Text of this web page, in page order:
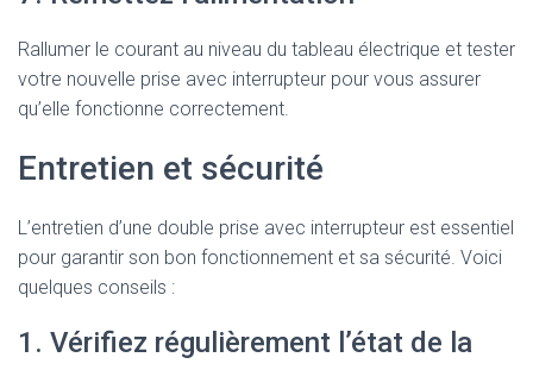
Rallumer le courant au niveau du tableau électrique et tester
votre nouvelle prise avec interrupteur pour vous assurer
qu’elle fonctionne correctement.
Entretien et sécurité
L’entretien d’une double prise avec interrupteur est essentiel
pour garantir son bon fonctionnement et sa sécurité. Voici
quelques conseils :
1. Vérifiez régulièrement l’état de la